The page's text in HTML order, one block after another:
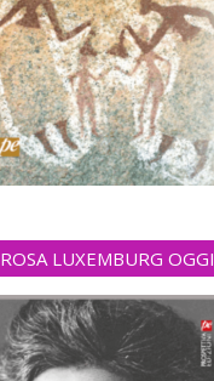
ROSA LUXEMBURG OGGI